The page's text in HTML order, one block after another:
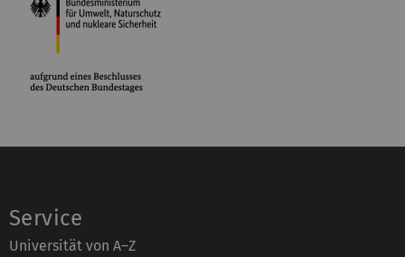
Service
Universität von A–Z